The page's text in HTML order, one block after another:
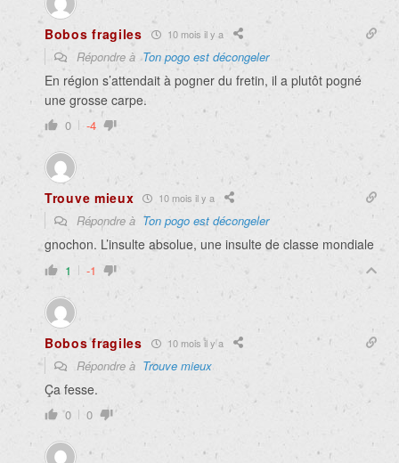
Bobos fragiles 10 mois il y a
Répondre àTon pogo est décongeler
En région s’attendait à pogner du fretin, il a plutôt pogné
une grosse carpe.
0 -4
Trouve mieux 10 mois il y a
Répondre à Ton pogo est décongeler
gnochon. L’insulte absolue, une insulte de classe mondiale
1 -1
Bobos fragiles 10 mois il y a
Répondre à Trouve mieux
Ça fesse.
0 0